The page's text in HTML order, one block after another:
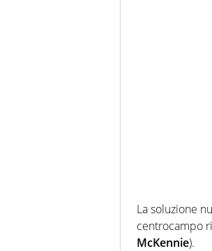
La soluzione
centrocampo
McKennie).